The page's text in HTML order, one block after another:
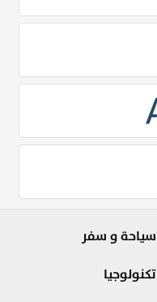
سياحة و سفر
تكنولوجيا